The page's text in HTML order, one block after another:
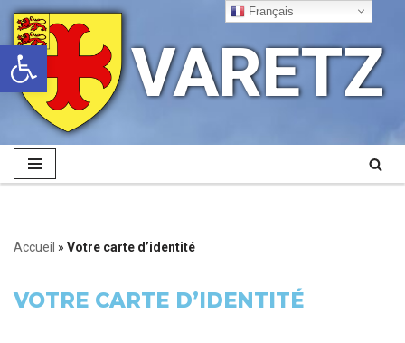
Ouvrir la barre d’outils
Aller
au
contenu
VARETZ
Accueil » Votre carte d’identité
VOTRE CARTE D’IDENTITÉ
Français